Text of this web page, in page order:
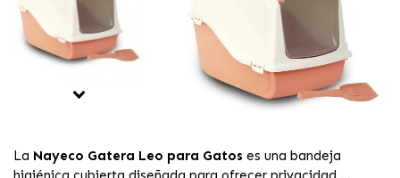
La Nayeco Gatera Leo para Gatos es una bandeja